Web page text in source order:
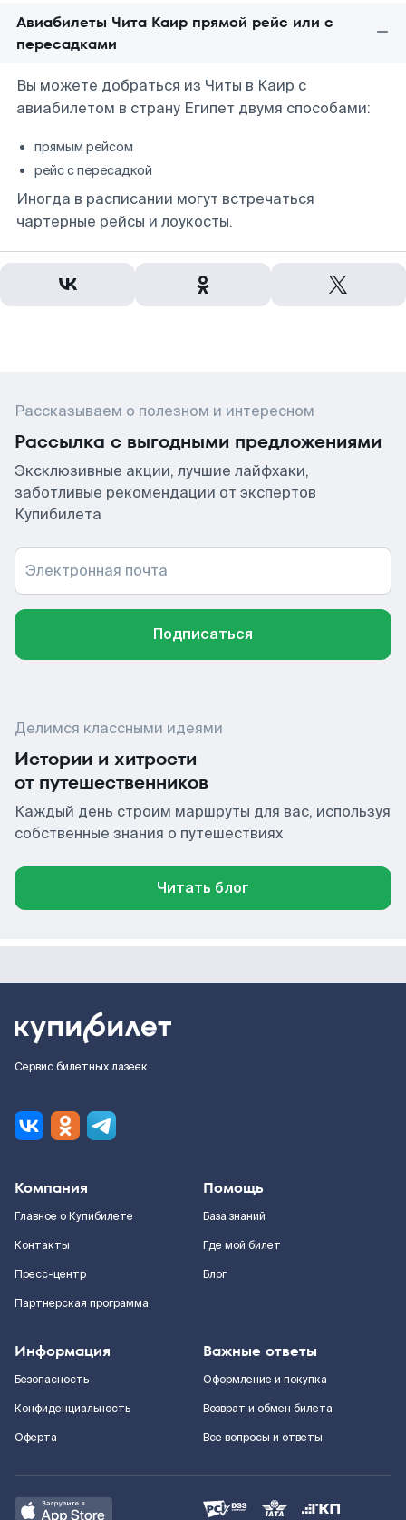
Авиабилеты Чита Каир прямой рейс или с
пересадками
Вы можете добраться из Читы в Каир с
авиабилетом в страну Египет двумя способами:
прямым рейсом
рейс с пересадкой
Иногда в расписании могут встречаться
чартерные рейсы и лоукосты.
Рассказываем о полезном и интересном
Рассылка с выгодными предложениями
Эксклюзивные акции, лучшие лайфхаки,
заботливые рекомендации от экспертов
Купибилета
Электронная почта
Подписаться
Делимся классными идеями
Истории и хитрости
от путешественников
Каждый день строим маршруты для вас, используя
собственные знания о путешествиях
Читать блог
Сервис билетных лазеек
Компания
Главное о Купибилете
Контакты
Пресс-центр
Партнерская программа
Помощь
База знаний
Где мой билет
Блог
Информация
Безопасность
Конфиденциальность
Оферта
Важные ответы
Оформление и покупка
Возврат и обмен билета
Все вопросы и ответы